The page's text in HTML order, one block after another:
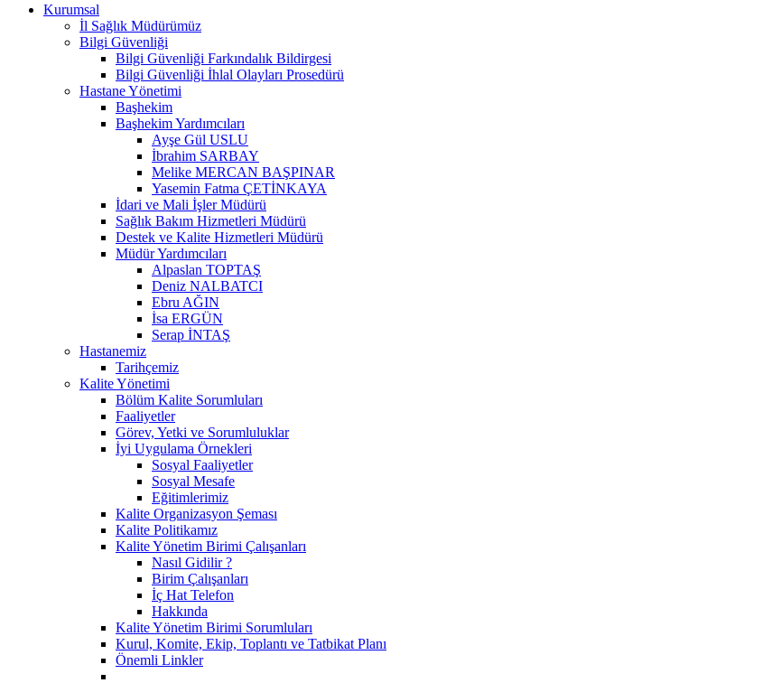
Kurumsal
İl Sağlık Müdürümüz
Bilgi Güvenliği
Bilgi Güvenliği Farkındalık Bildirgesi
Bilgi Güvenliği İhlal Olayları Prosedürü
Hastane Yönetimi
Başhekim
Başhekim Yardımcıları
Ayşe Gül USLU
İbrahim SARBAY
Melike MERCAN BAŞPINAR
Yasemin Fatma ÇETİNKAYA
İdari ve Mali İşler Müdürü
Sağlık Bakım Hizmetleri Müdürü
Destek ve Kalite Hizmetleri Müdürü
Müdür Yardımcıları
Alpaslan TOPTAŞ
Deniz NALBATCI
Ebru AĞIN
İsa ERGÜN
Serap İNTAŞ
Hastanemiz
Tarihçemiz
Kalite Yönetimi
Bölüm Kalite Sorumluları
Faaliyetler
Görev, Yetki ve Sorumluluklar
İyi Uygulama Örnekleri
Sosyal Faaliyetler
Sosyal Mesafe
Eğitimlerimiz
Kalite Organizasyon Şeması
Kalite Politikamız
Kalite Yönetim Birimi Çalışanları
Nasıl Gidilir ?
Birim Çalışanları
İç Hat Telefon
Hakkında
Kalite Yönetim Birimi Sorumluları
Kurul, Komite, Ekip, Toplantı ve Tatbikat Planı
Önemli Linkler